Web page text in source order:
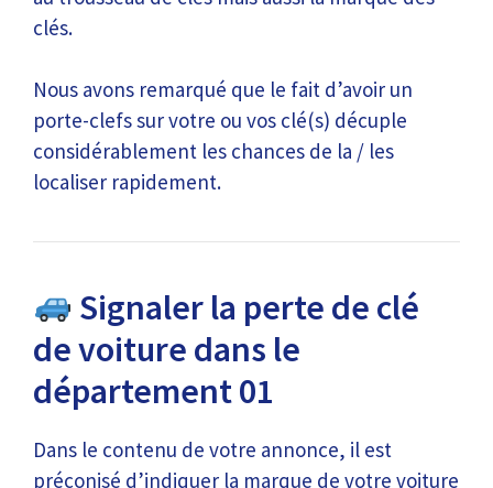
clés.
Nous avons remarqué que le fait d’avoir un
porte-clefs sur votre ou vos clé(s) décuple
considérablement les chances de la / les
localiser rapidement.
Signaler la perte de clé
de voiture dans le
département 01
Dans le contenu de votre annonce, il est
préconisé d’indiquer la marque de votre voiture